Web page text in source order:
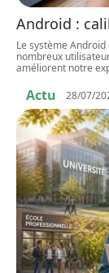
Android :
Le système
nombreux
améliorent notre
Actu 28/07/